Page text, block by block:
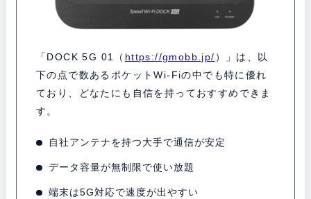
「DOCK 5G 01（ https://gmobb.jp/ ）」は、以
下の点で数あるポケットWi-Fiの中でも特に優れ
ており、どなたにも自信を持っておすすめできま
す。
自社アンテナを持つ大手で通信が安定
データ容量が無制限で使い放題
端末は5G対応で速度が出やすい